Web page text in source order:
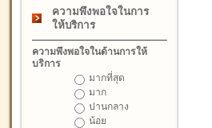
ความพึงพอใจในการ
ให้บริการ
ความพึงพอใจในด้านการให้
บริการ
มากที่สุด
มาก
ปานกลาง
น้อย